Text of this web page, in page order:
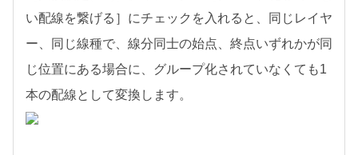
い配線を繋げる］にチェックを入れると、同じレイヤ
ー、同じ線種で、線分同士の始点、終点いずれかが同
じ位置にある場合に、グループ化されていなくても1
本の配線として変換します。